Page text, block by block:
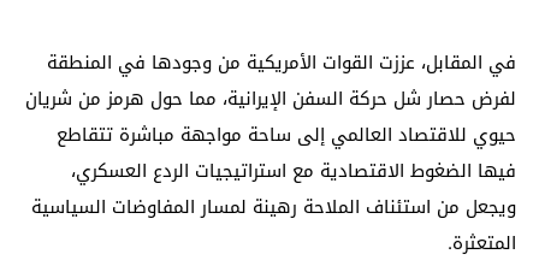
في المقابل، عززت القوات الأمريكية من وجودها في المنطقة
لفرض حصار شل حركة السفن الإيرانية، مما حول هرمز من شريان
حيوي للاقتصاد العالمي إلى ساحة مواجهة مباشرة تتقاطع
فيها الضغوط الاقتصادية مع استراتيجيات الردع العسكري،
ويجعل من استئناف الملاحة رهينة لمسار المفاوضات السياسية
المتعثرة.